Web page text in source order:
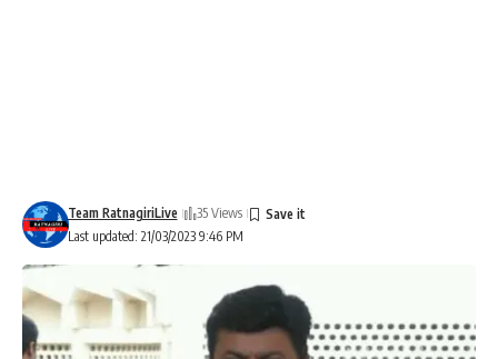
Last updated: 21/03/2023 9:46 PM
Team RatnagiriLive 35 Views